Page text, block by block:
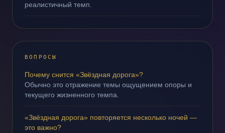
реалистичный темп.
ВОПРОСЫ
Почему снится «Звёздная дорога»?
Обычно это отражение темы ощущением опоры и
текущего жизненного темпа.
«Звёздная дорога» повторяется несколько ночей —
это важно?